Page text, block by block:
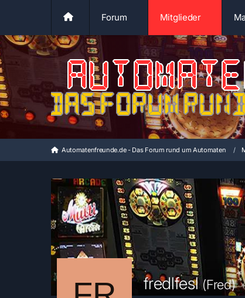
Forum Mitglieder
Automatenfreunde.de - Das Forum rund um Automaten
fredlfesl (Fred)